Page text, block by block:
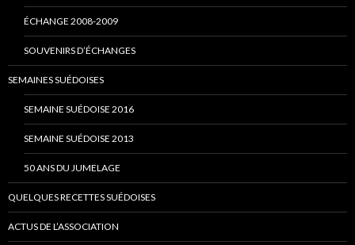
ÉCHANGE 2008-2009
SOUVENIRS D’ÉCHANGES
SEMAINES SUÉDOISES
SEMAINE SUÉDOISE 2016
SEMAINE SUÉDOISE 2013
50 ANS DU JUMELAGE
QUELQUES RECETTES SUÉDOISES
ACTUS DE L’ASSOCIATION